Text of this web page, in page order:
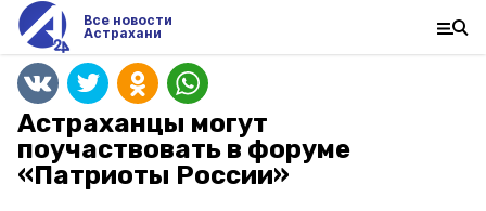
Все новости
Астрахани
Астраханцы могут
поучаствовать в форуме
«Патриоты России»